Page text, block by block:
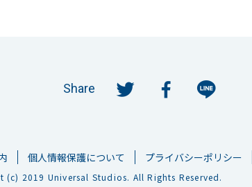
Share
個人情報保護について プライバシーポリシー
(c) 2019 Universal Studios. All Rights Reserved.